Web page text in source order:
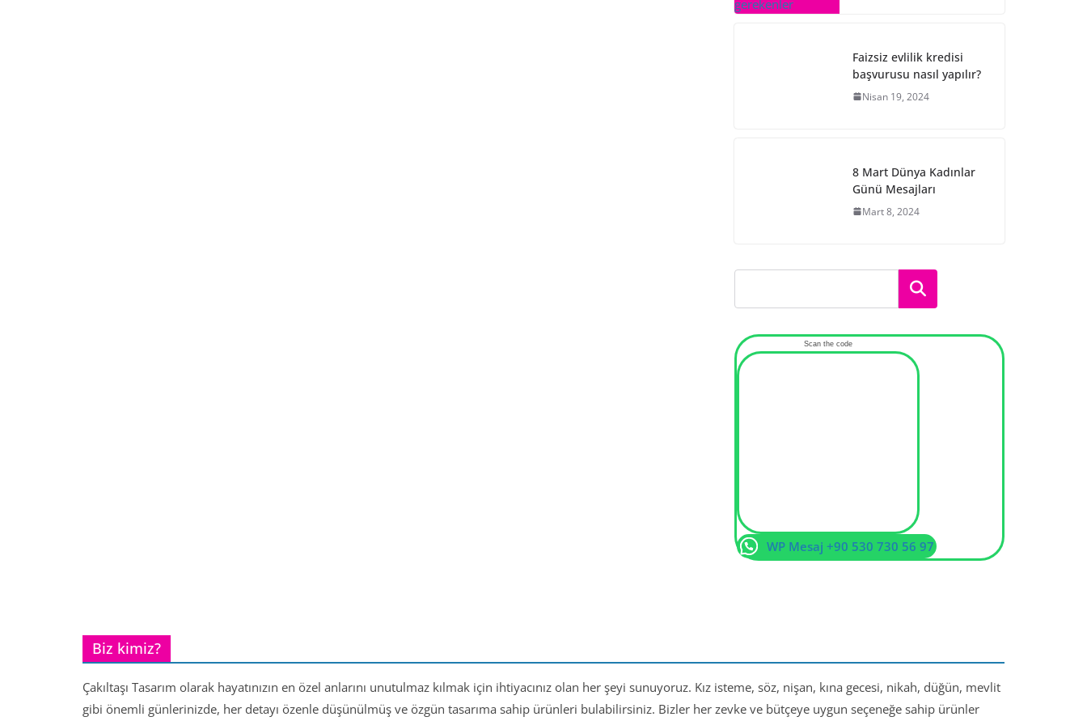
Faizsiz evlilik kredisi
başvurusu nasıl yapılır?
Nisan 19, 2024
8 Mart Dünya Kadınlar
Günü Mesajları
Mart 8, 2024
Ara
Scan the code
WP Mesaj +90 530 730 56 97
Biz kimiz?
Çakıltaşı Tasarım olarak hayatınızın en özel anlarını unutulmaz kılmak için ihtiyacınız olan her şeyi sunuyoruz. Kız isteme, söz, nişan, kına gecesi, nikah, düğün, mevlit
gibi önemli günlerinizde, her detayı özenle düşünülmüş ve özgün tasarıma sahip ürünleri bulabilirsiniz. Bizler her zevke ve bütçeye uygun seçeneğe sahip ürünler